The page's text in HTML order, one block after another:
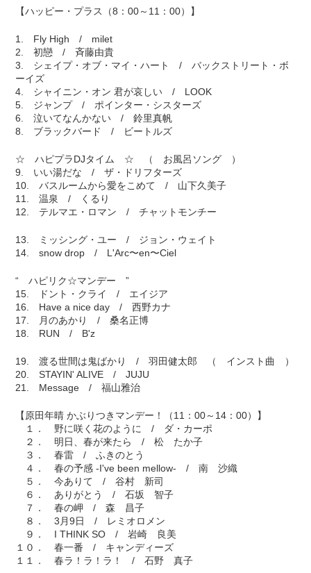
【ハッピー・プラス（8：00～11：00）】
1. Fly High / milet
2. 初戀 / 斉藤由貴
3. シェイプ・オブ・マイ・ハート / バックストリート・ボ
ーイズ
4. シャイニン・オン 君が哀しい / LOOK
5. ジャンプ / ポインター・シスターズ
6. 泣いてなんかない / 鈴里真帆
8. ブラックバード / ビートルズ
☆ ハピプラDJタイム ☆ （ お風呂ソング ）
9. いい湯だな / ザ・ドリフターズ
10. バスルームから愛をこめて / 山下久美子
11. 温泉 / くるり
12. テルマエ・ロマン / チャットモンチー
13. ミッシング・ユー / ジョン・ウェイト
14. snow drop / L'Arc〜en〜Ciel
“ ハピリク☆マンデー ”
15. ドント・クライ / エイジア
16. Have a nice day / 西野カナ
17. 月のあかり / 桑名正博
18. RUN / B'z
19. 渡る世間は鬼ばかり / 羽田健太郎 （ インスト曲 ）
20. STAYIN' ALIVE / JUJU
21. Message / 福山雅治
【原田年晴 かぶりつきマンデー！（11：00～14：00）】
１． 野に咲く花のように / ダ・カーポ
２． 明日、春が来たら / 松 たか子
３． 春雷 / ふきのとう
４． 春の予感 -I've been mellow- / 南 沙織
５． 今ありて / 谷村 新司
６． ありがとう / 石坂 智子
７． 春の岬 / 森 昌子
８． 3月9日 / レミオロメン
９． I THINK SO / 岩崎 良美
１０． 春一番 / キャンディーズ
１１． 春ラ！ラ！ラ！ / 石野 真子